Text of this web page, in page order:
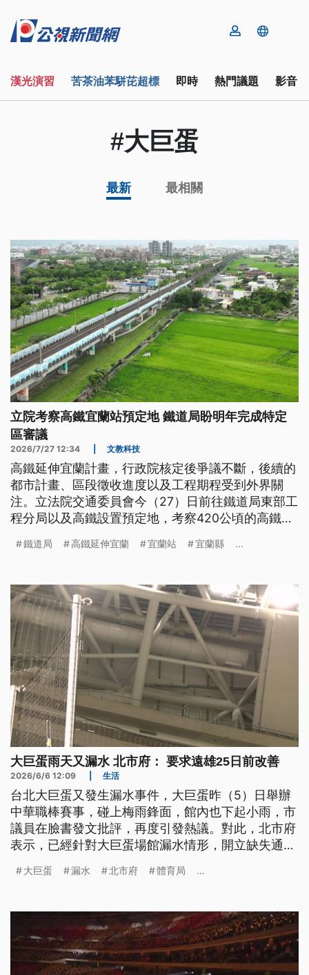
漢光演習 苦茶油苯駢芘超標 即時 熱門議題 影音
#大巨蛋
最新 最相關
立院考察高鐵宜蘭站預定地 鐵道局盼明年完成特定
區審議
2026/7/27 12:34 文教科技
高鐵延伸宜蘭計畫，行政院核定後爭議不斷，後續的
都市計畫、區段徵收進度以及工程期程受到外界關
注。立法院交通委員會今（27）日前往鐵道局東部工
程分局以及高鐵設置預定地，考察420公頃的高鐵特
開展覽；鐵道局則希望，可以在明（2027）年中完
鐵道局 高鐵延伸宜蘭 宜蘭站 宜蘭縣 ...
大巨蛋雨天又漏水 北市府： 要求遠雄25日前改善
2026/6/6 12:09 生活
台北大巨蛋又發生漏水事件，大巨蛋昨（5）日舉辦
中華職棒賽事，碰上梅雨鋒面，館內也下起小雨，市
議員在臉書發文批評，再度引發熱議。對此，北市府
表示，已經針對大巨蛋場館漏水情形，開立缺失通知
大巨蛋 漏水 北市府 體育局 ...